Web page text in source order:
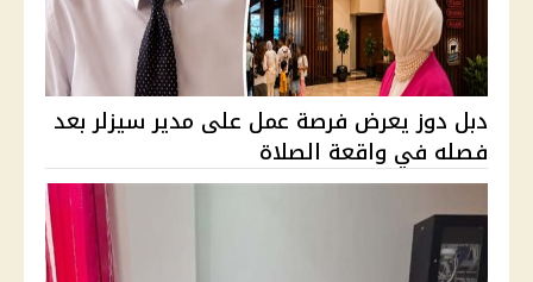
دبل دوز يعرض فرصة عمل على مدير سيزلر بعد
فصله في واقعة الصلاة